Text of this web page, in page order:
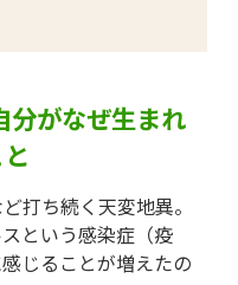
分がなぜ生まれ
打ち続く天変地異。
という感染症（疫
じることが増えたの